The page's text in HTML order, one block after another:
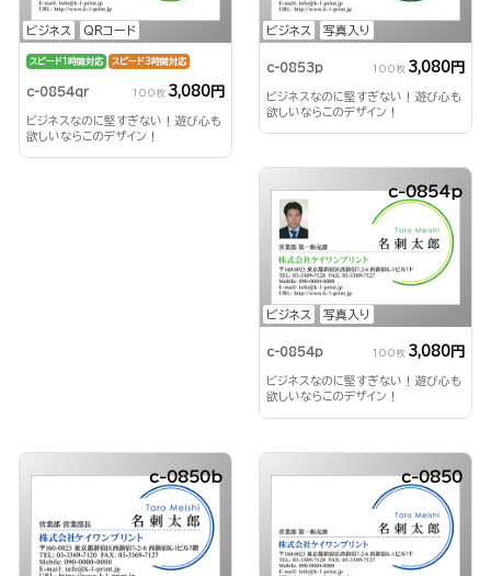
ビジネス QRコード
スピード1時間対応 スピード3時間対応
c-0854qr 100枚 3,080円
ビジネスなのに堅すぎない！遊び心も
欲しいならこのデザイン！
ビジネス 写真入り
c-0853p 100枚 3,080円
ビジネスなのに堅すぎない！遊び心も
欲しいならこのデザイン！
ビジネス 写真入り
c-0854p
c-0854p 100枚 3,080円
ビジネスなのに堅すぎない！遊び心も
欲しいならこのデザイン！
c-0850b c-0850